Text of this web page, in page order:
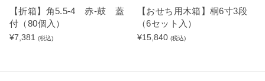
【折箱】角5.5-4 赤-鼓 蓋
付（80個入）
¥7,381 (税込)
【おせち用木箱】桐6寸3段
（6セット入）
¥15,840 (税込)